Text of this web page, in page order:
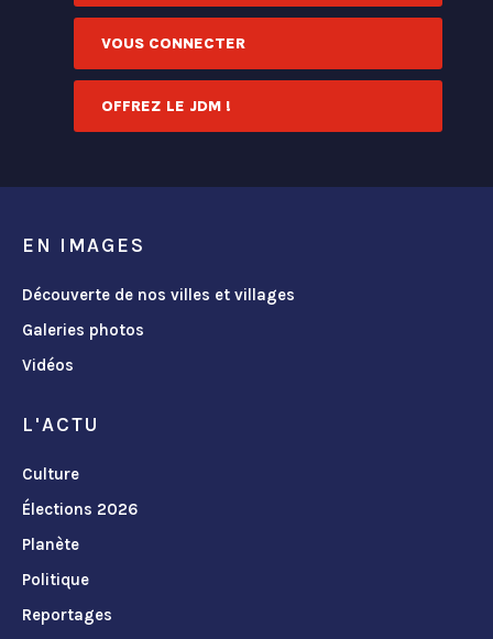
VOUS CONNECTER
OFFREZ LE JDM !
EN IMAGES
Découverte de nos villes et villages
Galeries photos
Vidéos
L'ACTU
Culture
Élections 2026
Planète
Politique
Reportages